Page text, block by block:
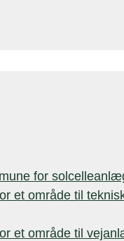
for
et område til
et område til